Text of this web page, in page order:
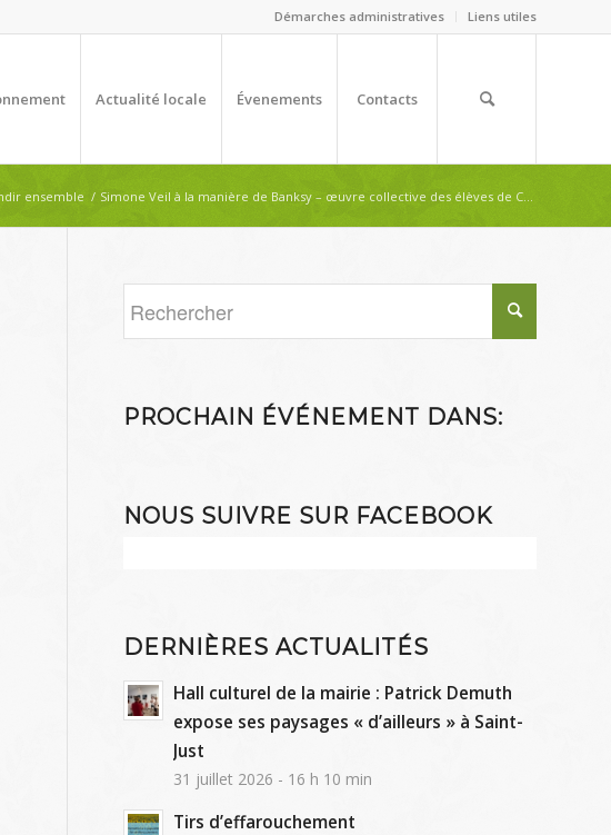
Démarches administratives Liens utiles
Actualité locale Évenements Contacts
ensemble / Simone Veil à la manière de Banksy – œuvre collective des élèves de C...
PROCHAIN ÉVÉNEMENT DANS:
NOUS SUIVRE SUR FACEBOOK
DERNIÈRES ACTUALITÉS
Hall culturel de la mairie : Patrick Demuth
expose ses paysages « d’ailleurs » à Saint-
Just
31 juillet 2026 - 16 h 10 min
Tirs d’effarouchement